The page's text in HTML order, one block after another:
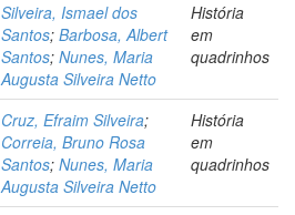
Silveira, Ismael dos
Santos; Barbosa, Albert
Santos; Nunes, Maria
Augusta Silveira Netto
História
em
quadrinhos
Cruz, Efraim Silveira;
Correia, Bruno Rosa
Santos; Nunes, Maria
Augusta Silveira Netto
História
em
quadrinhos